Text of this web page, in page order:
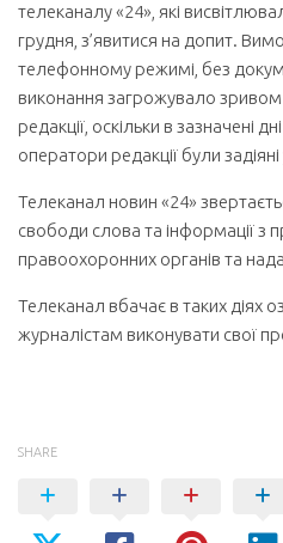
телеканалу «24», які
грудня, з’явитися на допит.
телефонному режимі, без
виконання загрожувало
редакції, оскільки в зазначені
оператори редакції були задіяні
Телеканал новин «24»
свободи слова та інформації з
правоохоронних органів та
Телеканал вбачає в таких діях
журналістам виконувати свої
SHARE